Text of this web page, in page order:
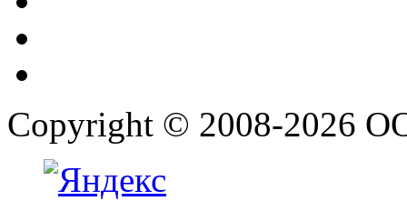
Copyright © 2008-2026